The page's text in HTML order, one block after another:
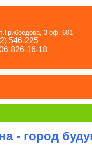
3 оф. 601
546-225
826-16-18
- город